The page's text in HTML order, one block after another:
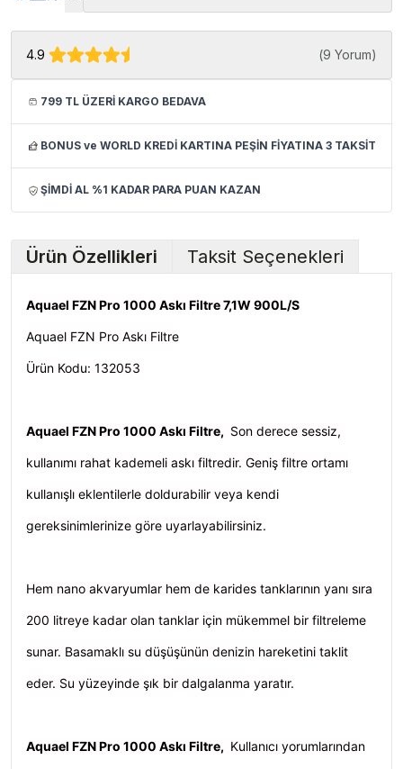
4.9 (9 Yorum)
799 TL ÜZERİ KARGO BEDAVA
BONUS ve WORLD KREDİ KARTINA PEŞİN FİYATINA 3 TAKSİT
ŞİMDİ AL %1 KADAR PARA PUAN KAZAN
Ürün Özellikleri Taksit Seçenekleri
Aquael FZN Pro 1000 Askı Filtre 7,1W 900L/S
Aquael FZN Pro Askı Filtre
Ürün Kodu: 132053
Aquael FZN Pro 1000 Askı Filtre, Son derece sessiz,
kullanımı rahat kademeli askı filtredir. Geniş filtre ortamı
kullanışlı eklentilerle doldurabilir veya kendi
gereksinimlerinize göre uyarlayabilirsiniz.
Hem nano akvaryumlar hem de karides tanklarının yanı sıra
200 litreye kadar olan tanklar için mükemmel bir filtreleme
sunar. Basamaklı su düşüşünün denizin hareketini taklit
eder. Su yüzeyinde şık bir dalgalanma yaratır.
Aquael FZN Pro 1000 Askı Filtre, Kullanıcı yorumlarından